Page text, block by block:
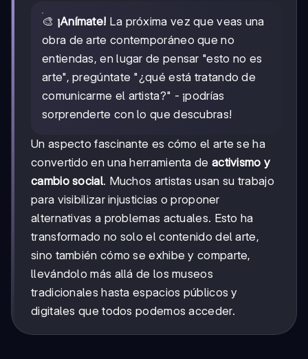
🎨 ¡Anímate! La próxima vez que veas una
obra de arte contemporáneo que no
entiendas, en lugar de pensar "esto no es
arte", pregúntate "¿qué está tratando de
comunicarme el artista?" - ¡podrías
sorprenderte con lo que descubras!
Un aspecto fascinante es cómo el arte se ha
convertido en una herramienta de activismo y
cambio social. Muchos artistas usan su trabajo
para visibilizar injusticias o proponer
alternativas a problemas actuales. Esto ha
transformado no solo el contenido del arte,
sino también cómo se exhibe y comparte,
llevándolo más allá de los museos
tradicionales hasta espacios públicos y
digitales que todos podemos acceder.